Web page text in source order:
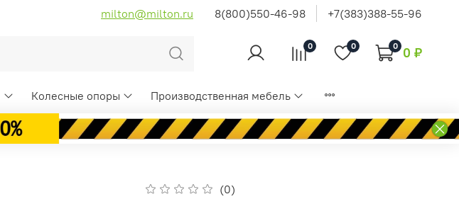
milton@milton.ru 8(800)550-46-98 +7(383)388-55-96
0 0 0 0 ₽
Колесные опоры Производственная мебель
(0)